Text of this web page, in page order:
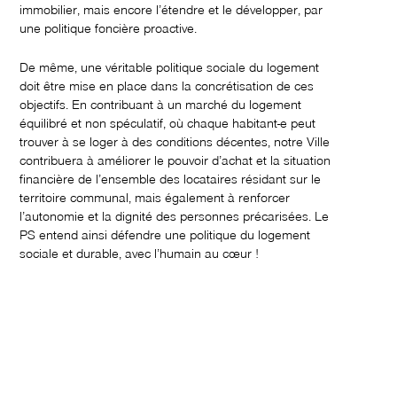
immobilier, mais encore l’étendre et le développer, par
une politique foncière proactive.
De même, une véritable politique sociale du logement
doit être mise en place dans la concrétisation de ces
objectifs. En contribuant à un marché du logement
équilibré et non spéculatif, où chaque habitant-e peut
trouver à se loger à des conditions décentes, notre Ville
contribuera à améliorer le pouvoir d’achat et la situation
financière de l’ensemble des locataires résidant sur le
territoire communal, mais également à renforcer
l’autonomie et la dignité des personnes précarisées. Le
PS entend ainsi défendre une politique du logement
sociale et durable, avec l’humain au cœur !